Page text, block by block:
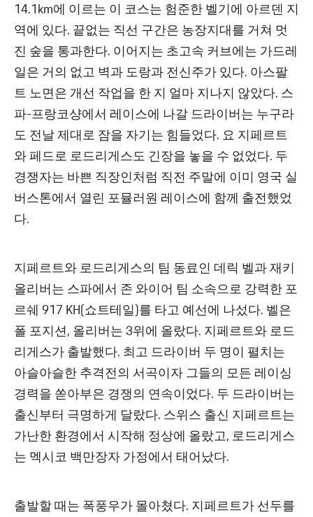
14.1km에 이르는 이 코스는 험준한 벨기에 아르덴 지
역에 있다. 끝없는 직선 구간은 농장지대를 거쳐 멋
진 숲을 통과한다. 이어지는 초고속 커브에는 가드레
일은 거의 없고 벽과 도랑과 전신주가 있다. 아스팔
트 노면은 개선 작업을 한 지 얼마 지나지 않았다. 스
파-프랑코샹에서 레이스에 나갈 드라이버는 누구라
도 전날 제대로 잠을 자기는 힘들었다. 요 지페르트
와 페드로 로드리게스도 긴장을 놓을 수 없었다. 두
경쟁자는 바쁜 직장인처럼 직전 주말에 이미 영국 실
버스톤에서 열린 포뮬러원 레이스에 함께 출전했었
다.
지페르트와 로드리게스의 팀 동료인 데릭 벨과 재키
올리버는 스파에서 존 와이어 팀 소속으로 강력한 포
르쉐 917 KH(쇼트테일)를 타고 예선에 나섰다. 벨은
폴 포지션, 올리버는 3위에 올랐다. 지페르트와 로드
리게스가 출발했다. 최고 드라이버 두 명이 펼치는
아슬아슬한 추격전의 서곡이자 그들의 모든 레이싱
경력을 쏟아부은 경쟁의 연속이었다. 두 드라이버는
출신부터 극명하게 달랐다. 스위스 출신 지페르트는
가난한 환경에서 시작해 정상에 올랐고, 로드리게스
는 멕시코 백만장자 가정에서 태어났다.
출발할 때는 폭풍우가 몰아쳤다. 지페르트가 선두를